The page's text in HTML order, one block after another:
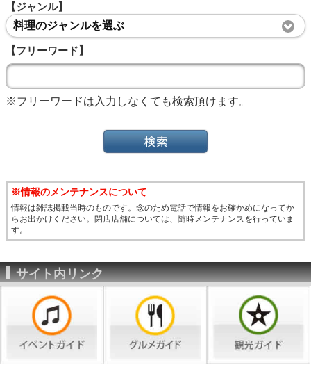
【ジャンル】
料理のジャンルを選ぶ
【フリーワード】
※フリーワードは入力しなくても検索頂けます。
※情報のメンテナンスについて
情報は雑誌掲載当時のものです。念のため電話で情報をお確かめになってか
らお出かけください。閉店店舗については、随時メンテナンスを行っていま
す。
サイト内リンク